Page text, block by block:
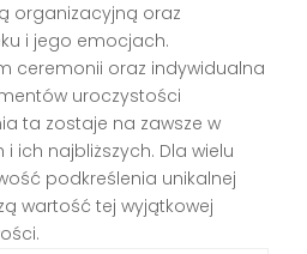
organizacyjną oraz
i jego emocjach.
ceremonii oraz indywidualna
uroczystości
ta zostaje na zawsze w
ich najbliższych. Dla wielu
podkreślenia unikalnej
wartość tej wyjątkowej